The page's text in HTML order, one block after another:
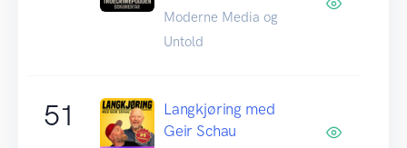
Moderne Media og
Untold
51
Langkjøring med
Geir Schau